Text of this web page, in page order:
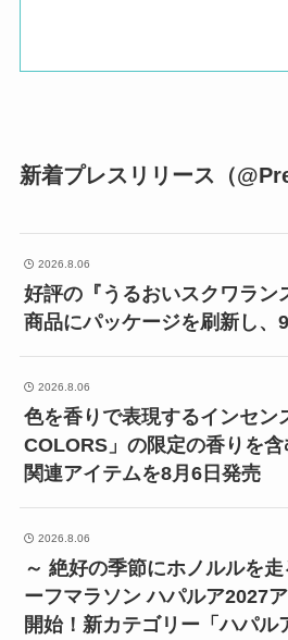
新着プレスリリース（
2026.8.06
好評の『うるおいスクワラン
商品にパッケージを刷新し、
2026.8.06
色を香りで表現するインセン
COLORS」の限定の香りを
関連アイテムを8月6日発売
2026.8.06
～ 絶好の季節にホノルルを
ーフマラソン ハパルア2027
開始！新カテゴリー「ハパル